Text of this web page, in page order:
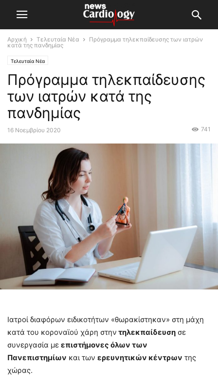
Αρχική Τελευταία Νέα
Πρόγραμμα τηλεκπαίδευσης των ιατρών
κατά της πανδημίας
Τελευταία Νέα
Πρόγραμμα τηλεκπαίδευσης
των ιατρών κατά της
πανδημίας
16 Νοεμβρίου 2020 741
Ιατροί διαφόρων ειδικοτήτων «θωρακίστηκαν» στη μάχη
κατά του κοροναϊού χάρη στην τηλεκπαίδευση σε
συνεργασία με επιστήμονες όλων των
Πανεπιστημίων και των ερευνητικών κέντρων της
χώρας.